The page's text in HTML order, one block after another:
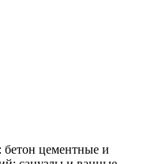
бетон цементные и